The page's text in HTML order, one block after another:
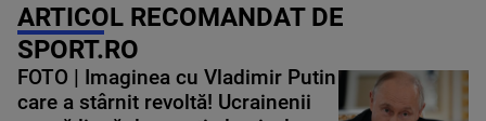
ARTICOL RECOMANDAT DE
SPORT.RO
FOTO | Imaginea cu Vladimir Putin
care a stârnit revoltă! Ucrainenii